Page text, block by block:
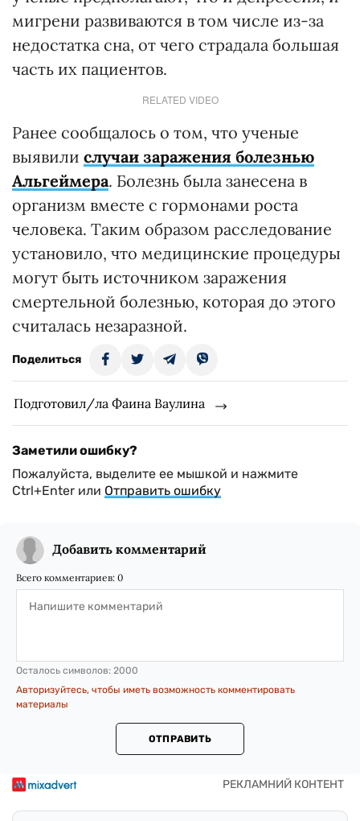
мигрени развиваются в том числе из-за
недостатка сна, от чего страдала большая
часть их пациентов.
RELATED VIDEO
Ранее сообщалось о том, что ученые
выявили случаи заражения болезнью
Альгеймера. Болезнь была занесена в
организм вместе с гормонами роста
человека. Таким образом расследование
установило, что медицинские процедуры
могут быть источником заражения
смертельной болезнью, которая до этого
считалась незаразной.
Поделиться
Подготовил/ла Фаина Ваулина
Заметили ошибку?
Пожалуйста, выделите ее мышкой и нажмите
Ctrl+Enter или Отправить ошибку
Добавить комментарий
Всего комментариев: 0
Осталось символов: 2000
Авторизуйтесь, чтобы иметь возможность комментировать
материалы
ОТПРАВИТЬ